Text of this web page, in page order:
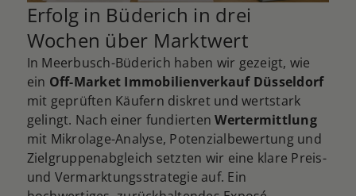
Erfolg in Büderich in drei
Wochen über Marktwert
In Meerbusch-Büderich haben wir gezeigt, wie
ein Off-Market Immobilienverkauf Düsseldorf
mit geprüften Käufern diskret und wertstark
gelingt. Nach einer fundiertenWertermittlung
mit Mikrolage-Analyse, Potenzialbewertung und
Zielgruppenabgleich setzten wir eine klare Preis-
und Vermarktungsstrategie auf. Ein